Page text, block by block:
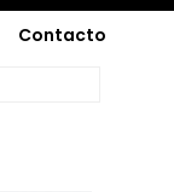
Contacto